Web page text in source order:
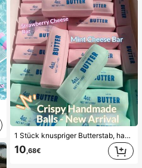
1 Stück knuspriger Butterstab, handgemachter Stressabbau-Ball mit Sprachsteuerung, realistisches Lebensmittel-Spielzeug, Quetsch- und Entlastungsspielzeug, ASMR-Spielzeug, Fidget-Spielzeug
10 ,68€